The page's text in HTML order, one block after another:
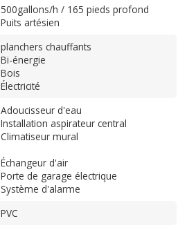
500gallons/h / 165 pieds profond
Puits artésien
planchers chauffants
Bi-énergie
Bois
Électricité
Adoucisseur d'eau
Installation aspirateur central
Climatiseur mural
Échangeur d'air
Porte de garage électrique
Système d'alarme
PVC